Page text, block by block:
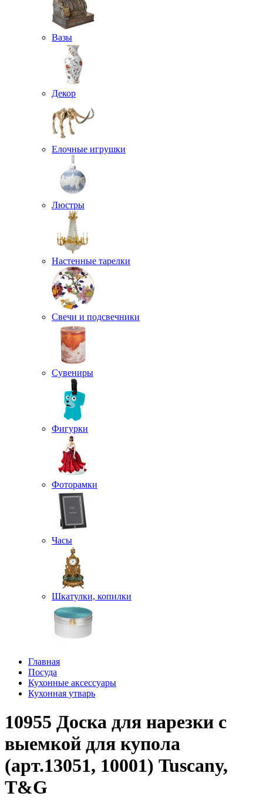
Вазы
Декор
Елочные игрушки
Люстры
Настенные тарелки
Свечи и подсвечники
Сувениры
Фигурки
Фоторамки
Часы
Шкатулки, копилки
Главная
Посуда
Кухонные аксессуары
Кухонная утварь
10955 Доска для нарезки с
выемкой для купола
(арт.13051, 10001) Tuscany,
T&G